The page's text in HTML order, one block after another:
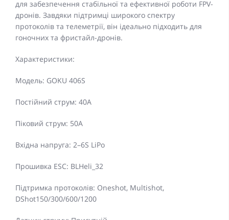
для забезпечення стабільної та ефективної роботи FPV-
дронів. Завдяки підтримці широкого спектру
протоколів та телеметрії, він ідеально підходить для
гоночних та фристайл-дронів.
Характеристики:
Модель: GOKU 406S
Постійний струм: 40A
Піковий струм: 50A
Вхідна напруга: 2–6S LiPo
Прошивка ESC: BLHeli_32
Підтримка протоколів: Oneshot, Multishot,
DShot150/300/600/1200